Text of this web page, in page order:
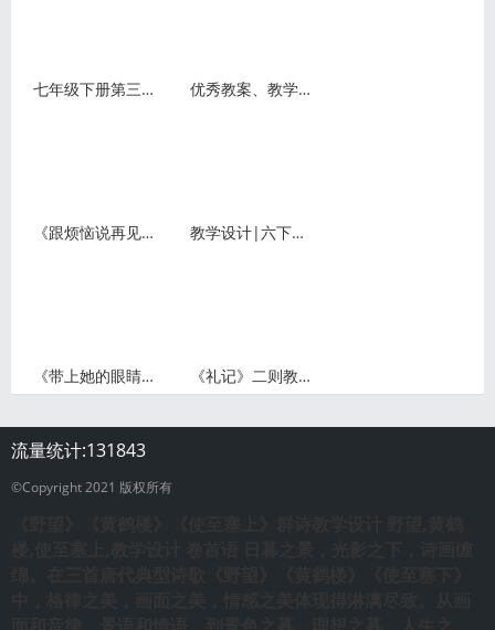
七年级下册第三单元：单元整体教学设计 优秀教案、教学设计（试讲稿）案例展示:《祖先的摇篮》
《跟烦恼说再见》教学设计pdf课件 教学设计|六下《为人民服务》
《带上她的眼睛》教案教学设计 《礼记》二则教案
流量统计:131843
©Copyright 2021 版权所有